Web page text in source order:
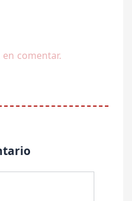
comentar.